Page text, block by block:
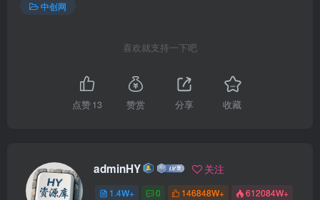
中创网
喜欢就支持一下吧
点赞13 赞赏 分享 收藏
adminHY 关注
1.4W+ 0 146848W+ 612084W+